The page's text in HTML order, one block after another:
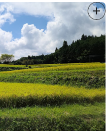
もに、地元ならではの特産品や
ださい。
と『食』について】
が交わることで人と同時に、
。
「朝市」や「六斎市」と呼ばれ
いたことから、「今市」という
す。